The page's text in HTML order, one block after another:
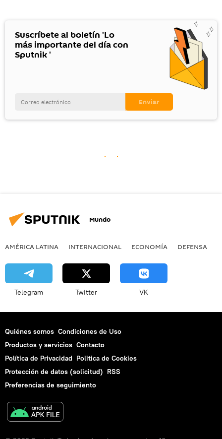
Suscríbete al boletín 'Lo
más importante del día con
Sputnik '
Mundo
AMÉRICA LATINA INTERNACIONAL ECONOMÍA DEFENSA
Telegram Twitter VK
Quiénes somos Condiciones de Uso
Productos y servicios Contacto
Política de Privacidad Politica de Cookies
Protección de datos (solicitud) RSS
Preferencias de seguimiento